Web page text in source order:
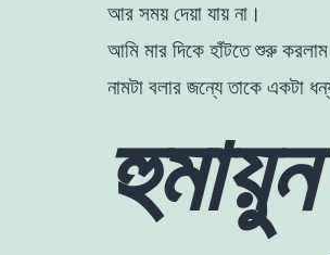
আর সময় দেয়া যায় না।
আমি মার দিকে হাঁটতে শুরু
নামটা বলার জন্যে তাকে একটা